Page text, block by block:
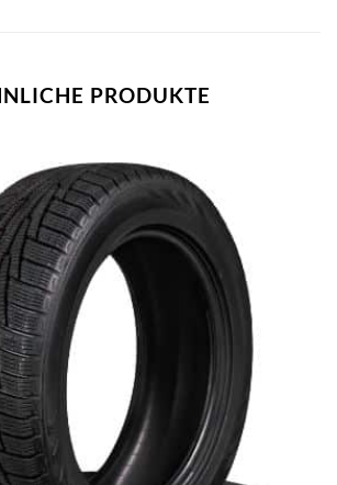
PRODUKTE